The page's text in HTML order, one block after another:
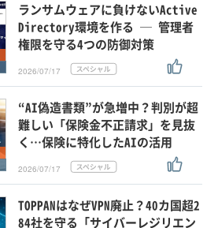
ランサムウェアに負けないActive
Directory環境を作る ─ 管理者
権限を守る4つの防御対策
2026/07/17
“AI偽造書類”が急増中？判別が超
難しい「保険金不正請求」を見抜
く…保険に特化したAIの活用
2026/07/17
TOPPANはなぜVPN廃止？40カ国超2
84社を守る「サイバーレジリエン